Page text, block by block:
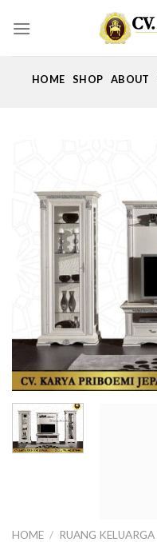
HOME SHOP ABOUT
HOME / RUANG KELUARGA